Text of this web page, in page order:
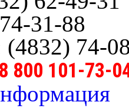
31-88
(4832) 74-
8 800 101-73-